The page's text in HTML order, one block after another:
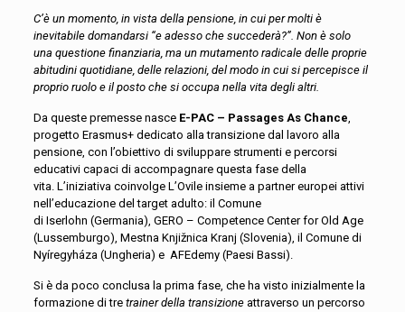
C’è un momento, in vista della pensione, in cui per molti è
inevitabile domandarsi “e adesso che succederà?”. Non è solo
una questione finanziaria, ma un mutamento radicale delle proprie
abitudini quotidiane, delle relazioni, del modo in cui si percepisce il
proprio ruolo e il posto che si occupa nella vita degli altri.
Da queste premesse nasce E-PAC – Passages As Chance,
progetto Erasmus+ dedicato alla transizione dal lavoro alla
pensione, con l’obiettivo di sviluppare strumenti e percorsi
educativi capaci di accompagnare questa fase della
vita. L’iniziativa coinvolge L’Ovile insieme a partner europei attivi
nell’educazione del target adulto: il Comune
di Iserlohn (Germania), GERO – Competence Center for Old Age
(Lussemburgo), Mestna Knjižnica Kranj (Slovenia), il Comune di
Nyíregyháza (Ungheria) e AFEdemy (Paesi Bassi).
Si è da poco conclusa la prima fase, che ha visto inizialmente la
formazione di tre trainer della transizioneattraverso un percorso